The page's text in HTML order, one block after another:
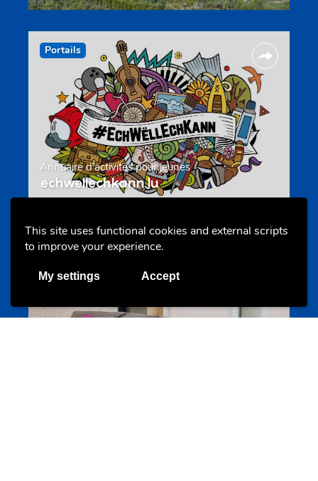
This site uses functional cookies and external scripts
to improve your experience.
My settings Accept
Portails
Annuaire d’activités pour jeunes
echwellechkann.lu
Offres & Initiatives